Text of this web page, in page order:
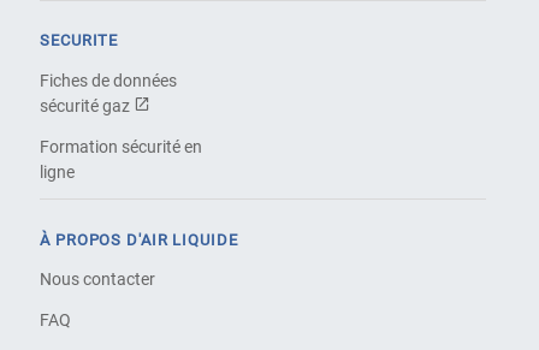
SECURITE
Fiches de données
sécurité gaz
Formation sécurité en
ligne
À PROPOS D'AIR LIQUIDE
Nous contacter
FAQ